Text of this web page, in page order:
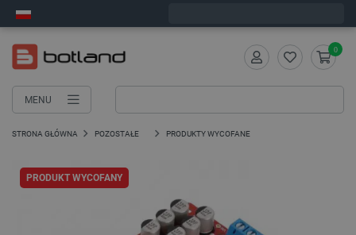
MENU
0
STRONA GŁÓWNA POZOSTAŁE PRODUKTY WYCOFANE
PRODUKT WYCOFANY